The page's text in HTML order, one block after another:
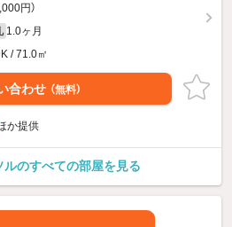
円）
1.0ヶ月
/ 71.0㎡
合わせ （無料）
か提供
ルのすべての部屋を見る